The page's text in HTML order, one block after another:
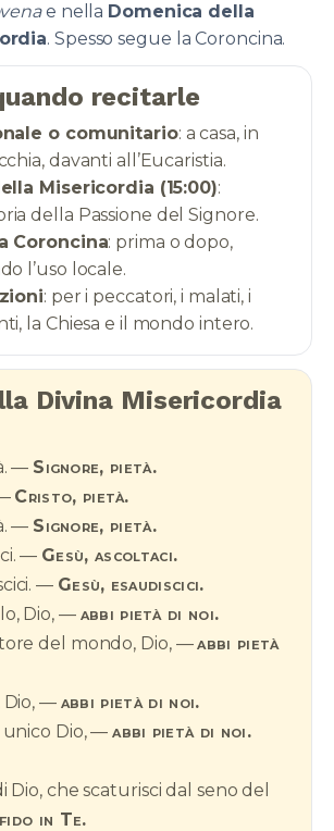
e nella Domenica della
. Spesso segue la Coroncina.
recitarle
o comunitario: a casa, in
davanti all’Eucaristia.
Misericordia (15:00):
della Passione del Signore.
Coroncina: prima o dopo,
l’uso locale.
: per i peccatori, i malati, i
la Chiesa e il mondo intero.
Divina Misericordia
— Signore, pietà.
Cristo, pietà.
— Signore, pietà.
— Gesù, ascoltaci.
— Gesù, esaudiscici.
Dio, — abbi pietà di noi.
del mondo, Dio, —abbi pietà
Dio, — abbi pietà di noi.
unico Dio, —abbi pietà di noi.
Dio, che scaturisci dal seno del
in Te.